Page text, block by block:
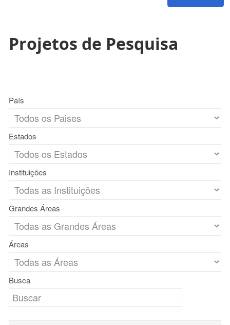
Projetos de Pesquisa
País
Estados
Instituições
Grandes Áreas
Áreas
Busca